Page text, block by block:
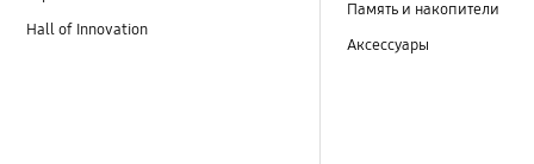
Hall of Innovation
Память и накопители
Аксессуары